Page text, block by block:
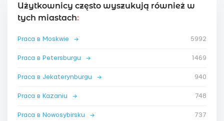
Użytkownicy często wyszukują również w
tych miastach:
Praca в Moskwie → 5992
Praca в Petersburgu → 1469
Praca в Jekaterynburgu → 940
Praca в Kazaniu → 748
Praca в Nowosybirsku → 737